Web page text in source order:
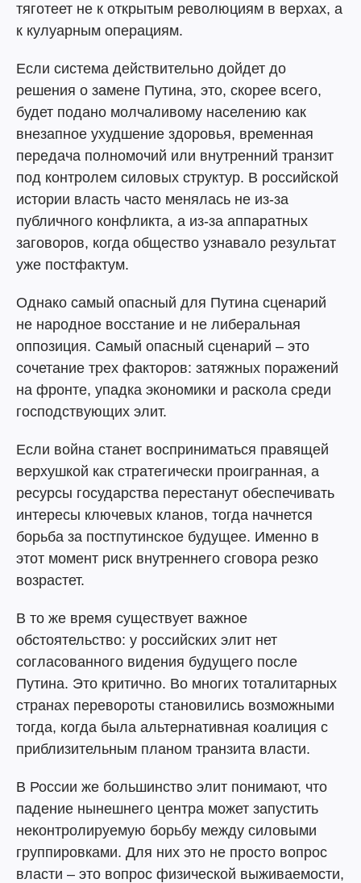
тяготеет не к открытым революциям в верхах, а
к кулуарным операциям.
Если система действительно дойдет до
решения о замене Путина, это, скорее всего,
будет подано молчаливому населению как
внезапное ухудшение здоровья, временная
передача полномочий или внутренний транзит
под контролем силовых структур. В российской
истории власть часто менялась не из-за
публичного конфликта, а из-за аппаратных
заговоров, когда общество узнавало результат
уже постфактум.
Однако самый опасный для Путина сценарий
не народное восстание и не либеральная
оппозиция. Самый опасный сценарий – это
сочетание трех факторов: затяжных поражений
на фронте, упадка экономики и раскола среди
господствующих элит.
Если война станет восприниматься правящей
верхушкой как стратегически проигранная, а
ресурсы государства перестанут обеспечивать
интересы ключевых кланов, тогда начнется
борьба за постпутинское будущее. Именно в
этот момент риск внутреннего сговора резко
возрастет.
В то же время существует важное
обстоятельство: у российских элит нет
согласованного видения будущего после
Путина. Это критично. Во многих тоталитарных
странах перевороты становились возможными
тогда, когда была альтернативная коалиция с
приблизительным планом транзита власти.
В России же большинство элит понимают, что
падение нынешнего центра может запустить
неконтролируемую борьбу между силовыми
группировками. Для них это не просто вопрос
власти – это вопрос физической выживаемости,